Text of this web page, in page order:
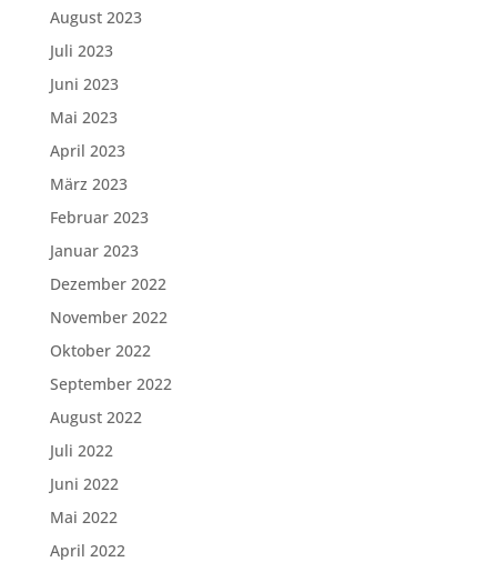
August 2023
Juli 2023
Juni 2023
Mai 2023
April 2023
März 2023
Februar 2023
Januar 2023
Dezember 2022
November 2022
Oktober 2022
September 2022
August 2022
Juli 2022
Juni 2022
Mai 2022
April 2022